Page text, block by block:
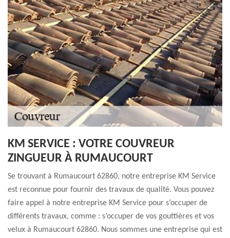
KM SERVICE : VOTRE COUVREUR
ZINGUEUR À RUMAUCOURT
Se trouvant à Rumaucourt 62860, notre entreprise KM Service
est reconnue pour fournir des travaux de qualité. Vous pouvez
faire appel à notre entreprise KM Service pour s’occuper de
différents travaux, comme : s’occuper de vos gouttières et vos
velux à Rumaucourt 62860. Nous sommes une entreprise qui est